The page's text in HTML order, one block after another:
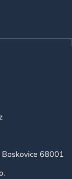
68001